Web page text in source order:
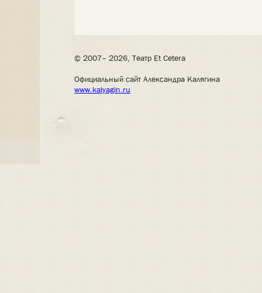
© 2007– 2026, Театр Et Cetera
Официальный сайт Александра Калягина
www.kalyagin.ru